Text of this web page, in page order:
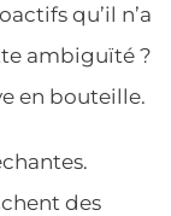
qu’il n’a
ambiguïté ?
en bouteille.
des